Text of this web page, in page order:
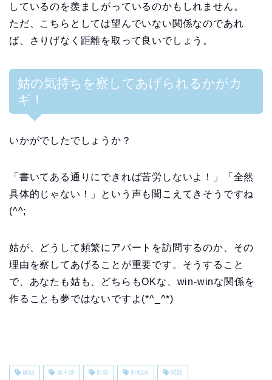
しているのを羨ましがっているのかもしれません。
ただ、こちらとしては望んでいない関係なのであれ
ば、さりげなく距離を取って良いでしょう。
姑の気持ちを察してあげられるかがカ
ギ！
いかがでしたでしょうか？
「書いてある通りにできれば苦労しないよ！」「全然
具体的じゃない！」という声も聞こえてきそうですね
(^^;
姑が、どうして頻繁にアパートを訪問するのか、その
理由を察してあげることが重要です。そうすること
で、あなたも姑も、どちらもOKな、win-winな関係を
作ることも夢ではないですよ(*^_^*)
嫁姑 過干渉 対策 対処法 問題